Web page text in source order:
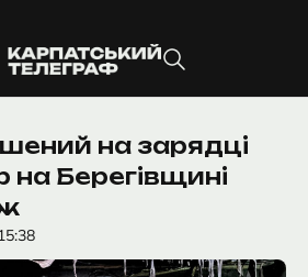
на зарядці
на Берегівщині